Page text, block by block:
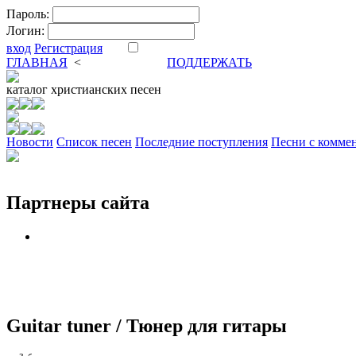
Пароль:
Логин:
вход Регистрация
ГЛАВНАЯ <
ПОДДЕРЖАТЬ
каталог христианских песен
Новости Cписок песен Последние поступления Песни с
Партнеры сайта
Guitar tuner / Тюнер для гитары